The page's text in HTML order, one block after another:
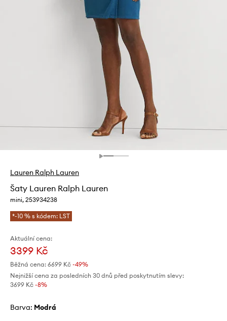
Lauren Ralph Lauren
Šaty Lauren Ralph Lauren
mini, 253934238
*-10 % s kódem: LST
Aktuální cena:
3399 Kč
Běžná cena: 6699 Kč -49%
Nejnižší cena za posledních 30 dnů před poskytnutím slevy:
3699 Kč -8%
Barva: modrá